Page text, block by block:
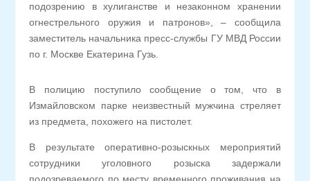
подозрению в хулиганстве и незаконном хранении
огнестрельного оружия и патронов», – сообщила
заместитель начальника пресс-службы ГУ МВД России
по г. Москве Екатерина Гузь.
В полицию поступило сообщение о том, что в
Измайловском парке неизвестный мужчина стреляет
из предмета, похожего на пистолет.
В результате оперативно-розыскных мероприятий
сотрудники уголовного розыска задержали